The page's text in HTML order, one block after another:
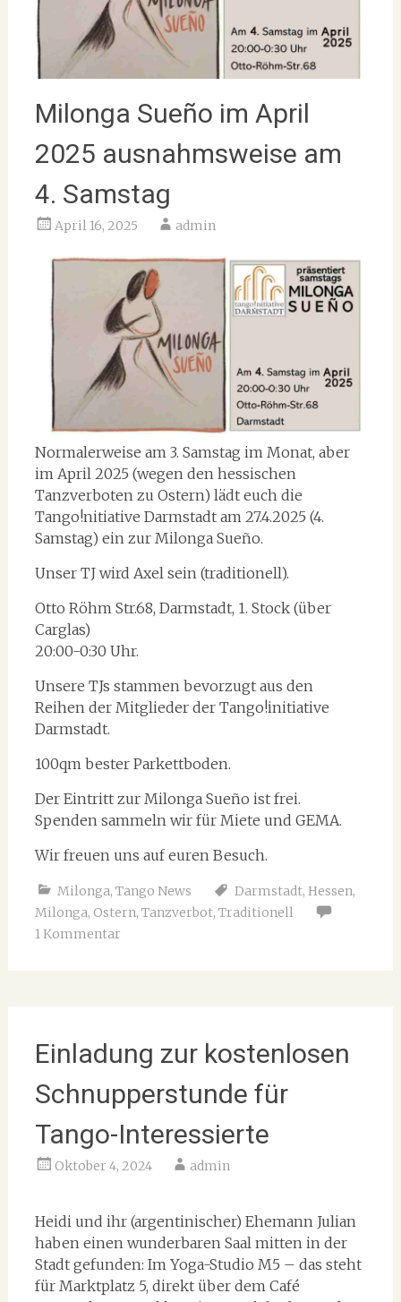
Milonga Sueño im April
2025 ausnahmsweise am
4. Samstag
April 16, 2025 admin
Normalerweise am 3. Samstag im Monat, aber
im April 2025 (wegen den hessischen
Tanzverboten zu Ostern) lädt euch die
Tango!nitiative Darmstadt am 27.4.2025 (4.
Samstag) ein zur Milonga Sueño.
Unser TJ wird Axel sein (traditionell).
Otto Röhm Str.68, Darmstadt, 1. Stock (über
Carglas)
20:00-0:30 Uhr.
Unsere TJs stammen bevorzugt aus den
Reihen der Mitglieder der Tango!initiative
Darmstadt.
100qm bester Parkettboden.
Der Eintritt zur Milonga Sueño ist frei.
Spenden sammeln wir für Miete und GEMA.
Wir freuen uns auf euren Besuch.
Milonga, Tango News Darmstadt, Hessen,
Milonga, Ostern, Tanzverbot, Traditionell
1 Kommentar
Einladung zur kostenlosen
Schnupperstunde für
Tango-Interessierte
Oktober 4, 2024 admin
Heidi und ihr (argentinischer) Ehemann Julian
haben einen wunderbaren Saal mitten in der
Stadt gefunden: Im Yoga-Studio M5 – das steht
für Marktplatz 5, direkt über dem Café